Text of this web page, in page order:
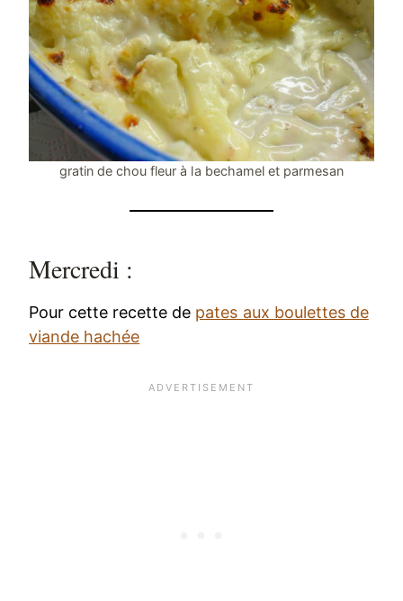
gratin de chou fleur à la bechamel et parmesan
Mercredi :
Pour cette recette de pates aux boulettes de
viande hachée